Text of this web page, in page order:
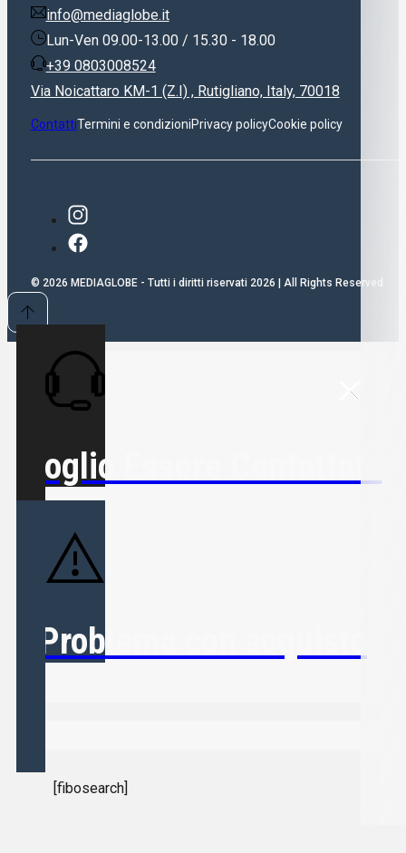
info@mediaglobe.it
Lun-Ven 09.00-13.00 / 15.30 - 18.00
+39 0803008524
Via Noicattaro KM-1 (Z.I) , Rutigliano, Italy, 70018
ContattiTermini e condizioniPrivacy policyCookie policy
© 2026 MEDIAGLOBE - Tutti i diritti riservati 2026 | All Rights Reserved
Voglio Essere Contattato
Problema con acquisto
[fibosearch]